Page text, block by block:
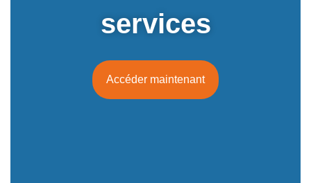
services
Accéder maintenant